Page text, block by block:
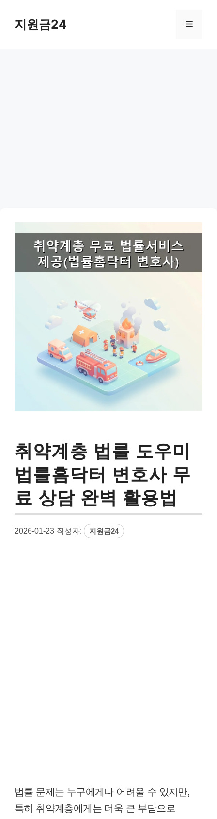
지원금24 메
취약계층 법률 도우미
법률홈닥터 변호사 무
료 상담 완벽 활용법
2026-01-23 작성자: 지원금24
법률 문제는 누구에게나 어려울 수 있지만,
특히 취약계층에게는 더욱 큰 부담으로